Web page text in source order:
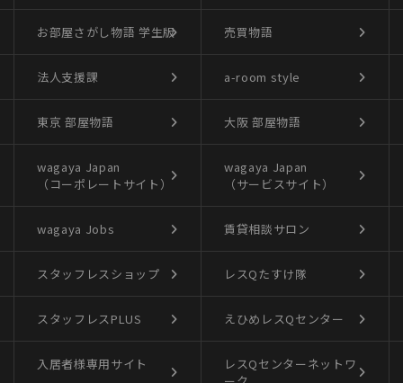
お部屋さがし物語 学生版 売買物語
法人支援課 a-room style
東京 部屋物語 大阪 部屋物語
wagaya Japan
（コーポレートサイト）
wagaya Japan
（サービスサイト）
wagaya Jobs 賃貸相談サロン
スタッフレスショップ レスQたすけ隊
スタッフレスPLUS えひめレスQセンター
入居者様専用サイト
レスQセンターネットワ